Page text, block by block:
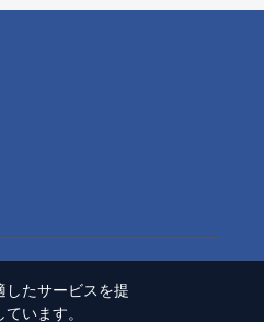
したサービスを提
しています。